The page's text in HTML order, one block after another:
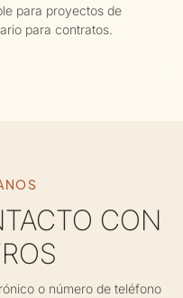
para proyectos de
para contratos.
CON
o número de teléfono